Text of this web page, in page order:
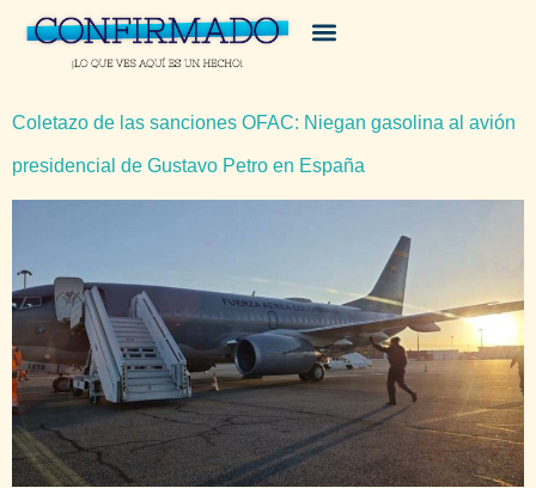
Coletazo de las sanciones OFAC: Niegan gasolina al avión
presidencial de Gustavo Petro en España